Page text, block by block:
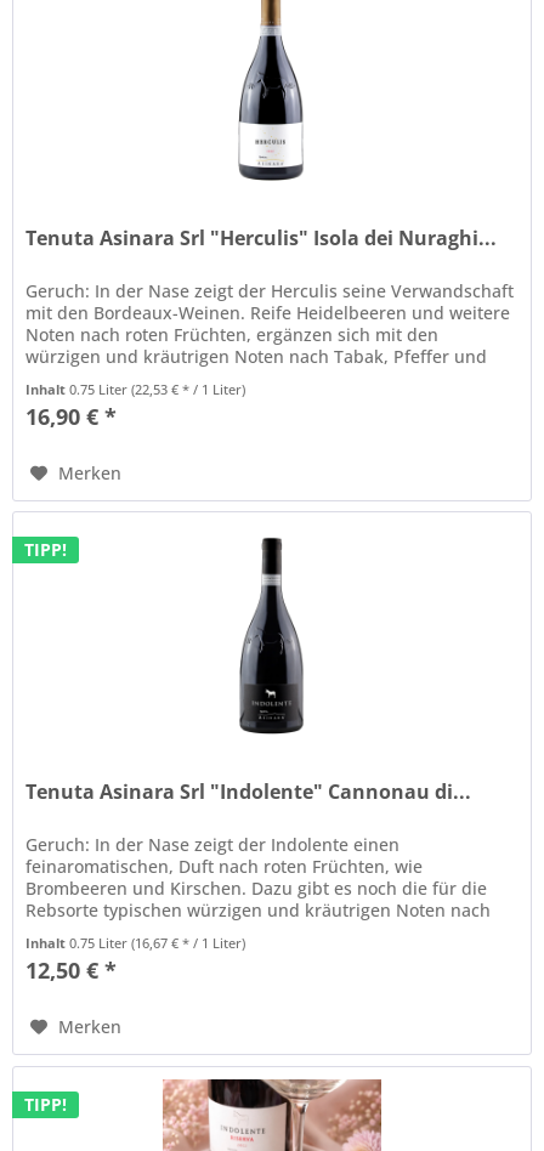
Tenuta Asinara Srl "Herculis" Isola dei Nuraghi...
Geruch: In der Nase zeigt der Herculis seine Verwandschaft
mit den Bordeaux-Weinen. Reife Heidelbeeren und weitere
Noten nach roten Früchten, ergänzen sich mit den
würzigen und kräutrigen Noten nach Tabak, Pfeffer und
und mundfüllend. Die fruchtigen Noten kommen gut durch
und er hat angenehme, weiche Tannine. Seine...
Inhalt0.75 Liter(22,53 € * / 1 Liter)
16,90 € *
Merken
TIPP!
Tenuta Asinara Srl "Indolente" Cannonau di...
Geruch: In der Nase zeigt der Indolente einen
feinaromatischen, Duft nach roten Früchten, wie
Brombeeren und Kirschen. Dazu gibt es noch die für die
Rebsorte typischen würzigen und kräutrigen Noten nach
wildem Thymian und etwas Leder. Geschmack: Im Mund ist
der Wein weich und angenehm. Er hat gute Säure und die
fruchtigen Aromen kommen schön zur Geltung. Im Abgang
Inhalt0.75 Liter(16,67 € * / 1 Liter)
12,50 € *
Merken
TIPP!